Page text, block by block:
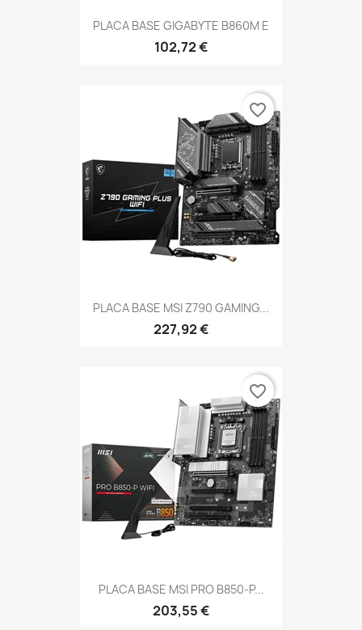
PLACA BASE GIGABYTE B860M E
102,72 €
PLACA BASE MSI Z790 GAMING...
227,92 €
favorite_border
PLACA BASE MSI PRO B850-P...
203,55 €
favorite_border